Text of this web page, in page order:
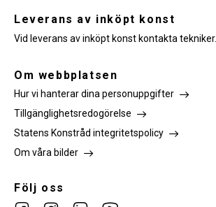
Leverans av inköpt konst
Vid leverans av inköpt konst kontakta tekniker.
Om webbplatsen
Hur vi hanterar dina personuppgifter
Tillgänglighetsredogörelse
Statens Konstråd integritetspolicy
Om våra bilder
Följ oss